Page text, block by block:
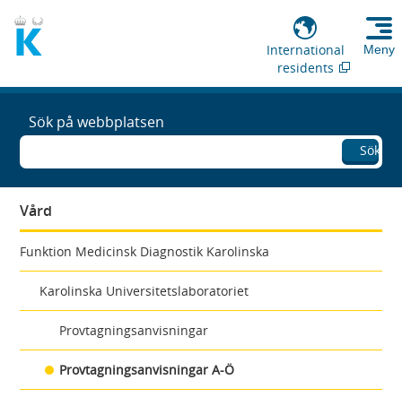
International
residents
Meny
Sök på webbplatsen
Sök
Vård
Funktion Medicinsk Diagnostik Karolinska
Karolinska Universitetslaboratoriet
Provtagningsanvisningar
Provtagningsanvisningar A-Ö